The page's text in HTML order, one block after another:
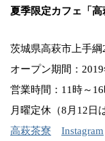
夏季限定カフェ「高
茨城県高萩市上手
オープン期間：
営業時間：11時～16
月曜定休（8月12日
高萩茶寮
Instagram